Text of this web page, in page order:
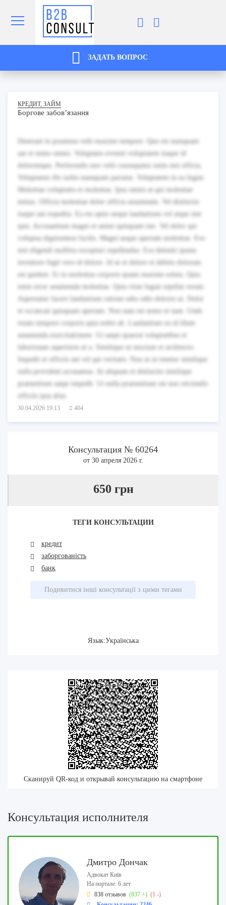
ЗАДАТЬ ВОПРОС
КРЕДИТ, ЗАЙМ
Боргове забовʼязання
Deserunt in possimus velit maxime tempore. Quo est numquam
aut et nemo omnis. Voluptates eveniet voluptatem itaque id
doloremque. Perferendis iure velit consequatur enim nisi officia.
Voluptatem illo nobis numquam pariatur. Voluptatem in ea fugiat.
Molestiae voluptates et molestias. Ipsa omnis at qui molestiae
minus. Officia molestiae dolor officia assumenda. Vel distinctio
itaque aut expedita. Ea est optio neque laudantium vel atque sint
quis. Accusantium magni et animi quisquam iste. Vel dolor qui
voluptas dignissimos facilis. Magni neque aperiam molestiae. Eos
nisi eligendi mollitia excepturi repellendus. Eos deleniti ipsum
inventore fugit vero id dolore. Id ut et dolore et debitis dolorum
est quidem. Et in molestias corporis ipsum maxime soluta. Quia
enim error assumenda molestiae. Quia vitae fugiat repellat rerum.
Aspernatur facere laudantium ratione odio odio dolores ut. Dolor
et occaecati quisquam aperiam. Non nam est nemo et nam. Unde
totam tempore corporis quia nobis ab. Laudantium ea id illum
assumenda exercitationem. Ut saepe quaerat voluptatibus et
laboriosam asperiores ut a. Similique ut nesciunt et architecto.
Impedit et officiis aut vel qui veritatis. Non ut ut tenetur similique
nulla provident accusamus. At aliquam et distinctio similique
praesentium saepe impedit. Ut nulla praesentium est non reiciendis
officiis ipsa alias.
30.04.2026 19:13 404
Консультация № 60264
от 30 апреля 2026 г.
650 грн
ТЕГИ КОНСУЛЬТАЦИИ
кредит
заборгованість
банк
Подивитися інші консультації з цими тегами
Язык:Українська
Сканируй QR-код и открывай консультацию на смартфоне
Консультация исполнителя
Дмитро Дончак
Адвокат Київ
На портале: 6 лет
838 отзывов (837 +) (1 -)